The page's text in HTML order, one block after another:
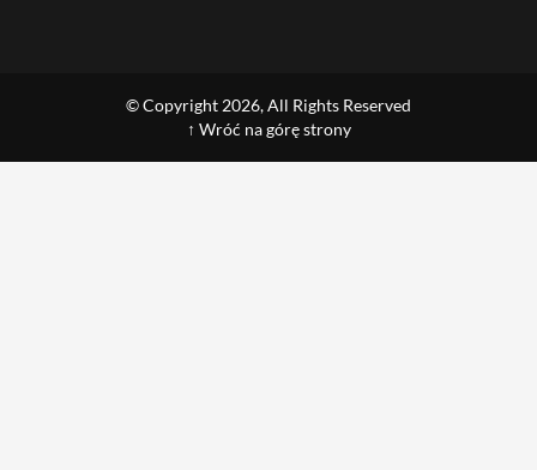
© Copyright 2026, All Rights Reserved
↑ Wróć na górę strony